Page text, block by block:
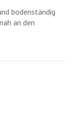
bodenständig
an den